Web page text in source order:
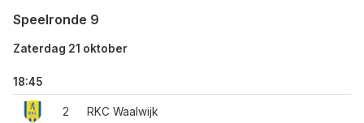
Speelronde 9
Zaterdag 21 oktober
18:45
2 RKC Waalwijk